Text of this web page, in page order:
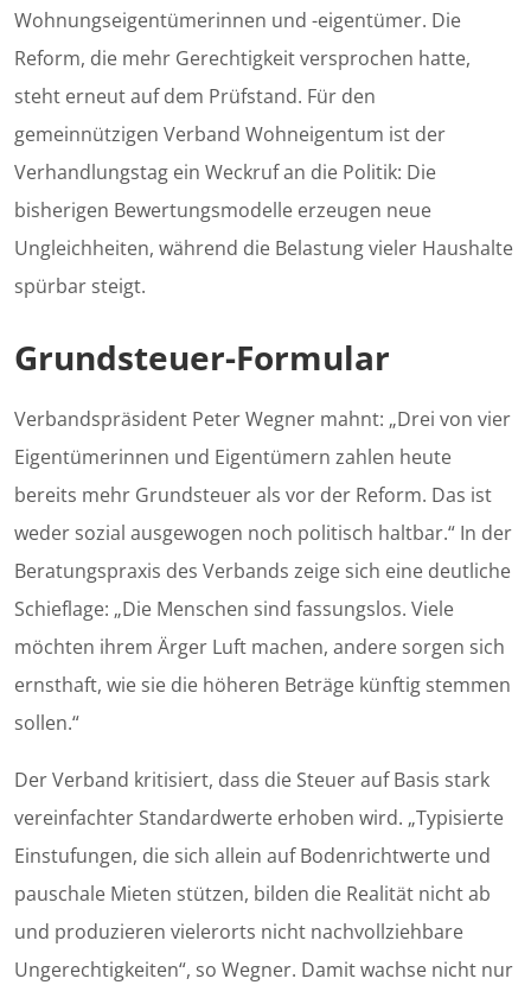
Wohnungseigentümerinnen und -eigentümer. Die
Reform, die mehr Gerechtigkeit versprochen hatte,
steht erneut auf dem Prüfstand. Für den
gemeinnützigen Verband Wohneigentum ist der
Verhandlungstag ein Weckruf an die Politik: Die
bisherigen Bewertungsmodelle erzeugen neue
Ungleichheiten, während die Belastung vieler Haushalte
spürbar steigt.
Grundsteuer-Formular
Verbandspräsident Peter Wegner mahnt: „Drei von vier
Eigentümerinnen und Eigentümern zahlen heute
bereits mehr Grundsteuer als vor der Reform. Das ist
weder sozial ausgewogen noch politisch haltbar.“ In der
Beratungspraxis des Verbands zeige sich eine deutliche
Schieflage: „Die Menschen sind fassungslos. Viele
möchten ihrem Ärger Luft machen, andere sorgen sich
ernsthaft, wie sie die höheren Beträge künftig stemmen
sollen.“
Der Verband kritisiert, dass die Steuer auf Basis stark
vereinfachter Standardwerte erhoben wird. „Typisierte
Einstufungen, die sich allein auf Bodenrichtwerte und
pauschale Mieten stützen, bilden die Realität nicht ab
und produzieren vielerorts nicht nachvollziehbare
Ungerechtigkeiten“, so Wegner. Damit wachse nicht nur